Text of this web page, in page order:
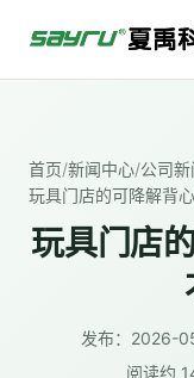
首页/新闻中心/公司新
玩具门店的可降解背
玩具门店
发布： 2026-
阅读约